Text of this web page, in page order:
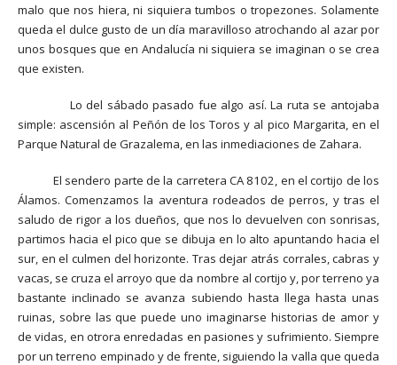
malo que nos hiera, ni siquiera tumbos o tropezones. Solamente
queda el dulce gusto de un día maravilloso atrochando al azar por
unos bosques que en Andalucía ni siquiera se imaginan o se crea
que existen.
Lo del sábado pasado fue algo así. La ruta se antojaba
simple: ascensión al Peñón de los Toros y al pico Margarita, en el
Parque Natural de Grazalema, en las inmediaciones de Zahara.
El sendero parte de la carretera CA 8102, en el cortijo de los
Álamos. Comenzamos la aventura rodeados de perros, y tras el
saludo de rigor a los dueños, que nos lo devuelven con sonrisas,
partimos hacia el pico que se dibuja en lo alto apuntando hacia el
sur, en el culmen del horizonte. Tras dejar atrás corrales, cabras y
vacas, se cruza el arroyo que da nombre al cortijo y, por terreno ya
bastante inclinado se avanza subiendo hasta llega hasta unas
ruinas, sobre las que puede uno imaginarse historias de amor y
de vidas, en otrora enredadas en pasiones y sufrimiento. Siempre
por un terreno empinado y de frente, siguiendo la valla que queda